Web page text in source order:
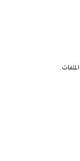
الملفات.